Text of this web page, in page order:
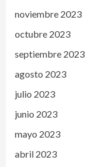
noviembre 2023
octubre 2023
septiembre 2023
agosto 2023
julio 2023
junio 2023
mayo 2023
abril 2023